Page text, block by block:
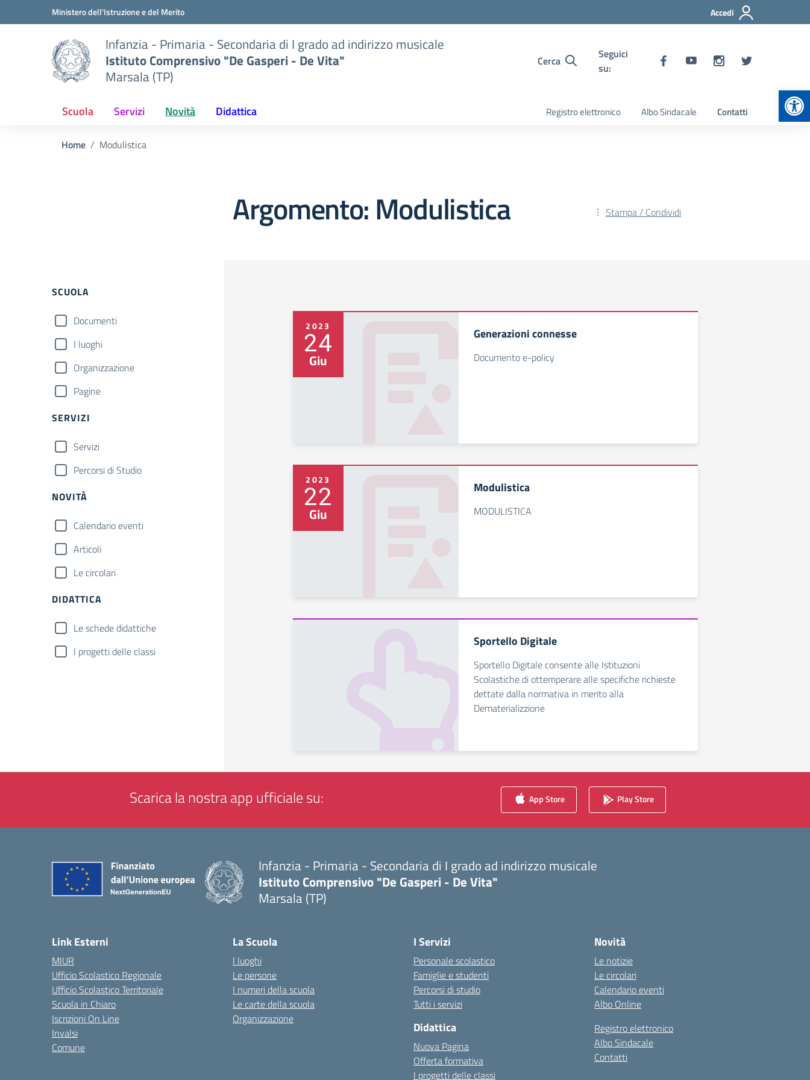
Vai ai contenuti
Vai al menu di navigazioneMinistero dell'Istruzione e del Merito Accedi
Infanzia - Primaria - Secondaria di I grado ad indirizzo musicale
Istituto Comprensivo "De Gasperi - De Vita"
Marsala (TP)
Cerca
Seguici
su:
Scuola Servizi Novità Didattica Registro elettronico Albo Sindacale Contatti
Home Modulistica
Argomento: Modulistica Stampa / Condividi
Filtri
SCUOLA
Documenti
I luoghi
Organizzazione
Pagine
SERVIZI
Servizi
Percorsi di Studio
NOVITÀ
Calendario eventi
Articoli
Le circolari
DIDATTICA
Le schede didattiche
I progetti delle classi
2023
24
Giu
Generazioni connesse
Documento e-policy
2023
22
Giu
Modulistica
MODULISTICA
Sportello Digitale
Sportello Digitale consente alle Istituzioni
Scolastiche di ottemperare alle specifiche richieste
dettate dalla normativa in merito alla
Dematerializzione
Scarica la nostra app ufficiale su: App Store Play Store
Infanzia - Primaria - Secondaria di I grado ad indirizzo musicale
Istituto Comprensivo "De Gasperi - De Vita"
Marsala (TP)
Link Esterni
MIUR
Ufficio Scolastico Regionale
Ufficio Scolastico Territoriale
Scuola in Chiaro
Iscrizioni On Line
Invalsi
Comune
La Scuola
I luoghi
Le persone
I numeri della scuola
Le carte della scuola
Organizzazione
I Servizi
Personale scolastico
Famiglie e studenti
Percorsi di studio
Tutti i servizi
Didattica
Nuova Pagina
Offerta formativa
I progetti delle classi
Novità
Le notizie
Le circolari
Calendario eventi
Albo Online
Registro elettronico
Albo Sindacale
Contatti